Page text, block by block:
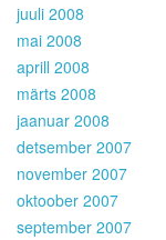
juuli 2008
mai 2008
aprill 2008
märts 2008
jaanuar 2008
detsember 2007
november 2007
oktoober 2007
september 2007